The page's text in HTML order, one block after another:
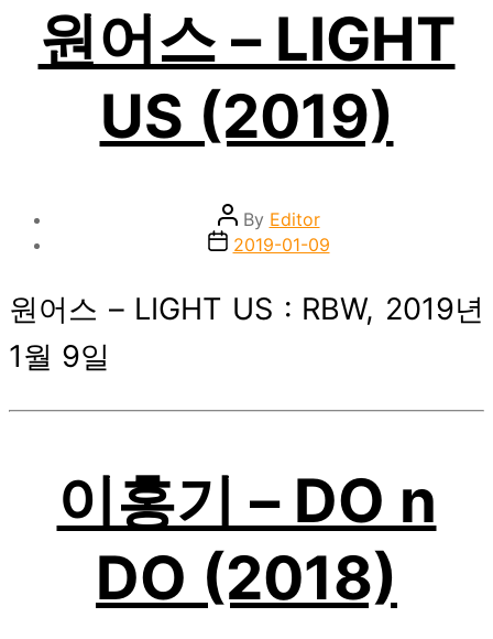
원어스 – LIGHT
US (2019)
Post
author
By Editor
Post2019-01-09
원어스 – LIGHT US : RBW, 2019년
1월 9일
이홍기 – DO n
DO (2018)